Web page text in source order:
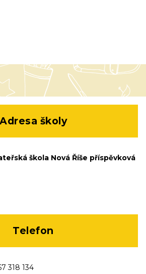
Adresa školy
škola Nová Říše příspěvková
Telefon
318 134